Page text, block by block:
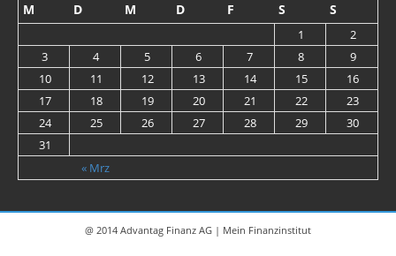
M
D M D F S S
« Mrz
1
2
3
4 5 6 7 8
9
10
11 12 13 14 15
16
17
18 19 20 21 22
23
24
25 26 27 28 29
30
31
@ 2014 Advantag Finanz AG | Mein Finanzinstitut